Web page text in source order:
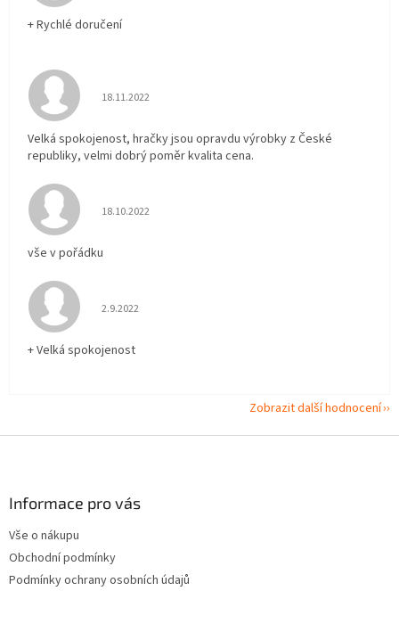
+ Rychlé doručení
Hodnocení obchodu je 5 z 5 hvězdiček.
18.11.2022
Velká spokojenost, hračky jsou opravdu výrobky z České
republiky, velmi dobrý poměr kvalita cena.
Hodnocení obchodu je 5 z 5 hvězdiček.
18.10.2022
vše v pořádku
Hodnocení obchodu je 5 z 5 hvězdiček.
2.9.2022
+ Velká spokojenost
Zobrazit další hodnocení
Informace pro vás
Vše o nákupu
Obchodní podmínky
Podmínky ochrany osobních údajů